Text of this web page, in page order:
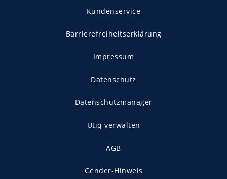
Kundenservice
Barrierefreiheitserklärung
Impressum
Datenschutz
Datenschutzmanager
Utiq verwalten
AGB
Gender-Hinweis